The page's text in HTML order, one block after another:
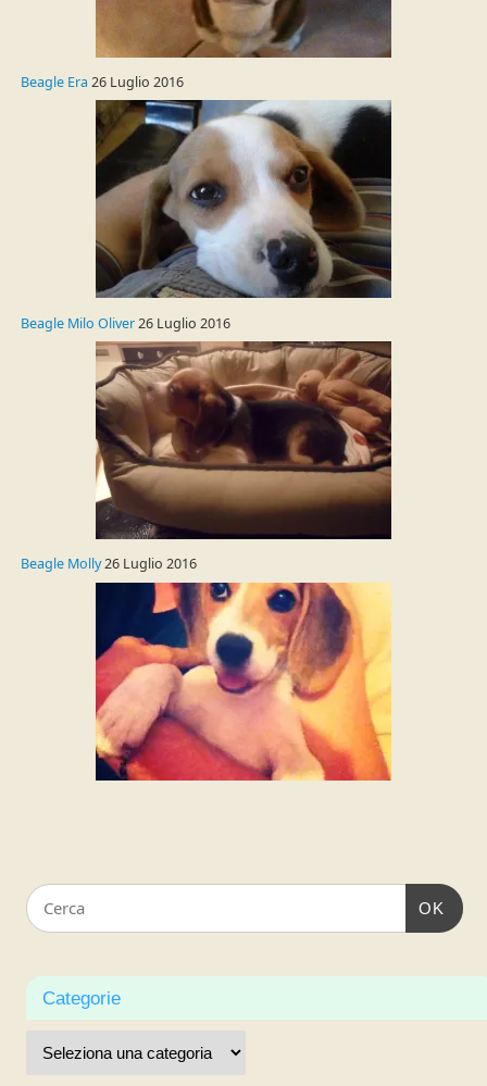
Beagle Era 26 Luglio 2016
Beagle Milo Oliver26 Luglio 2016
Beagle Molly26 Luglio 2016
OK
Categorie